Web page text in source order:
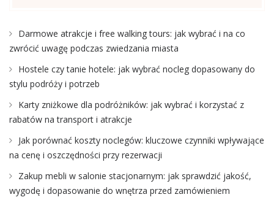
Darmowe atrakcje i free walking tours: jak wybrać i na co
zwrócić uwagę podczas zwiedzania miasta
Hostele czy tanie hotele: jak wybrać nocleg dopasowany do
stylu podróży i potrzeb
Karty zniżkowe dla podróżników: jak wybrać i korzystać z
rabatów na transport i atrakcje
Jak porównać koszty noclegów: kluczowe czynniki wpływające
na cenę i oszczędności przy rezerwacji
Zakup mebli w salonie stacjonarnym: jak sprawdzić jakość,
wygodę i dopasowanie do wnętrza przed zamówieniem